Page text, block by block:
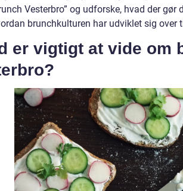
Vesterbro” og udforske, hvad der gør
brunchkulturen har udviklet sig over
er vigtigt at vide om